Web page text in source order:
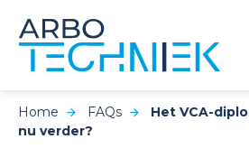
Home FAQs
Het VCA-
nu verder?